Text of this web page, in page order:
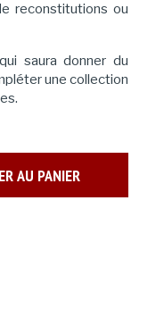
reconstitutions ou
saura donner du
une collection
AU PANIER